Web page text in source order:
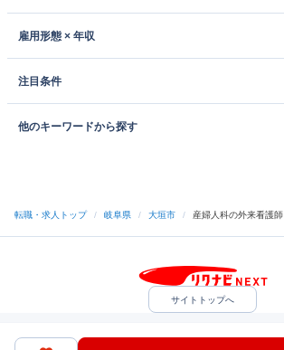
雇用形態 × 年収
注目条件
他のキーワードから探す
転職・求人トップ / 岐阜県 / 大垣市 / 産婦人科の外来看護師
サイトトップへ
中途採用をご検討の企業様